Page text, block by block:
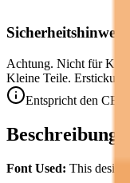
Sicherheitshinweis
Achtung. Nicht für
Kleine Teile.
Entspricht den CE-
Beschreibung
Font Used: This